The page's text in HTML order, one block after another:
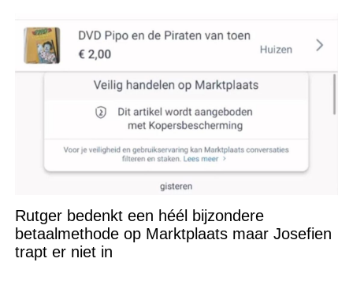
Rutger bedenkt een héél bijzondere
betaalmethode op Marktplaats maar Josefien
trapt er niet in